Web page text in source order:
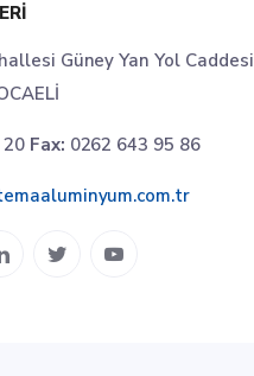
Güney Yan Yol Caddesi
Fax: 0262 643 95 86